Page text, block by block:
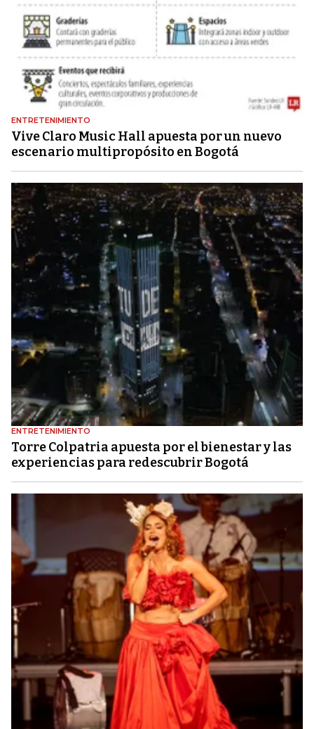
ENTRETENIMIENTO
Vive Claro Music Hall apuesta por un nuevo
escenario multipropósito en Bogotá
ENTRETENIMIENTO
Torre Colpatria apuesta por el bienestar y las
experiencias para redescubrir Bogotá